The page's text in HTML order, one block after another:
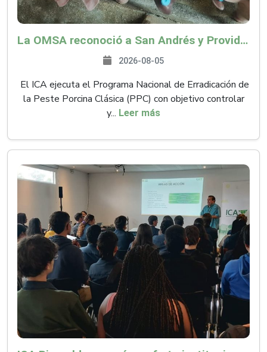
La OMSA reconoció a San Andrés y Providencia como zona libre de Peste Porcina Clásica (PPC)
2026-08-05
El ICA ejecuta el Programa Nacional de Erradicación de
la Peste Porcina Clásica (PPC) con objetivo controlar
y... Leer más